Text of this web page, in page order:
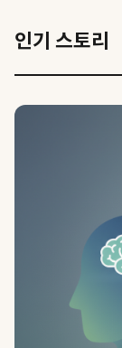
인기 스토리